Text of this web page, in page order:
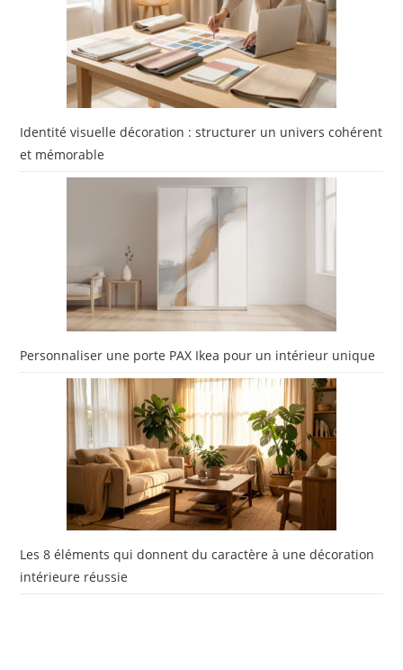
Identité visuelle décoration : structurer un univers cohérent
et mémorable
Personnaliser une porte PAX Ikea pour un intérieur unique
Les 8 éléments qui donnent du caractère à une décoration
intérieure réussie